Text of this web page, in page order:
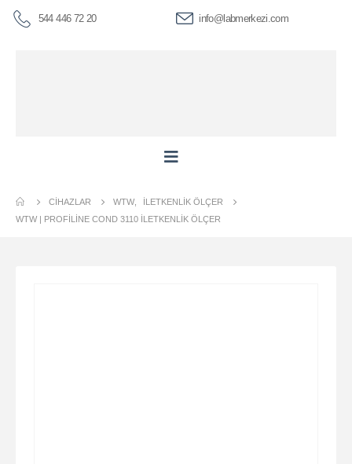
544 446 72 20 info@labmerkezi.com
CIHAZLAR WTW
İLETKENLIK ÖLÇER
WTW | PROFILINE COND 3110 İLETKENLIK ÖLÇER